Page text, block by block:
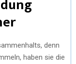
denn
haben sie die